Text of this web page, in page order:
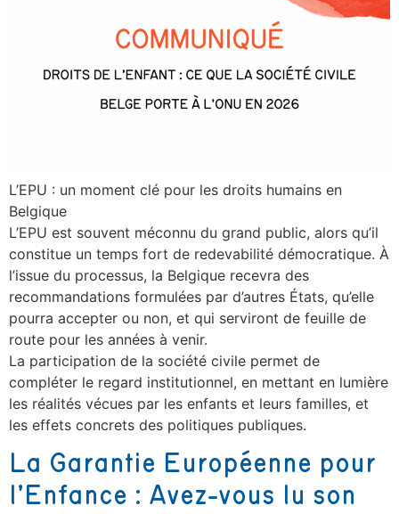
L’EPU : un moment clé pour les droits humains en
Belgique
L’EPU est souvent méconnu du grand public, alors qu’il
constitue un temps fort de redevabilité démocratique. À
l’issue du processus, la Belgique recevra des
recommandations formulées par d’autres États, qu’elle
pourra accepter ou non, et qui serviront de feuille de
route pour les années à venir.
La participation de la société civile permet de
compléter le regard institutionnel, en mettant en lumière
les réalités vécues par les enfants et leurs familles, et
les effets concrets des politiques publiques.
La Garantie Européenne pour
l’Enfance : Avez-vous lu son